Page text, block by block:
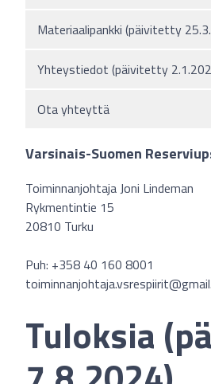
Materiaalipankki (päivitetty
Yhteystiedot (päivitetty
Ota yhteyttä
Varsinais-Suomen
Toiminnanjohtaja Joni Lindeman
Rykmentintie 15
20810 Turku
Puh: +358 40 160 8001
Tuloksia